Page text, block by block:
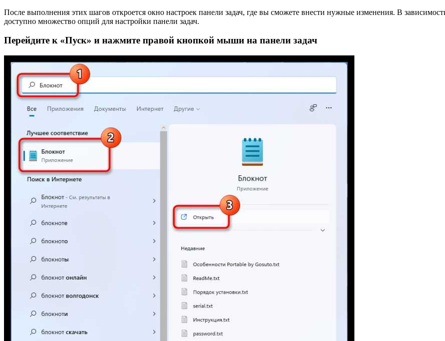
После выполнения этих шагов откроется окно настроек панели задач, где вы сможете внести нужные изменения. В
доступно множество опций для настройки панели задач.
Перейдите к «Пуск» и нажмите правой кнопкой мыши на панели задач